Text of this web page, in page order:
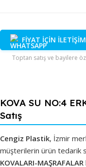
FİYAT İÇİN
Toptan satış ve bayilere
KOVA SU NO:4
Satış
Cengiz Plastik, İzmir
müşterilerin ürün tedarik
KOVALARI-MAŞRAFALAR